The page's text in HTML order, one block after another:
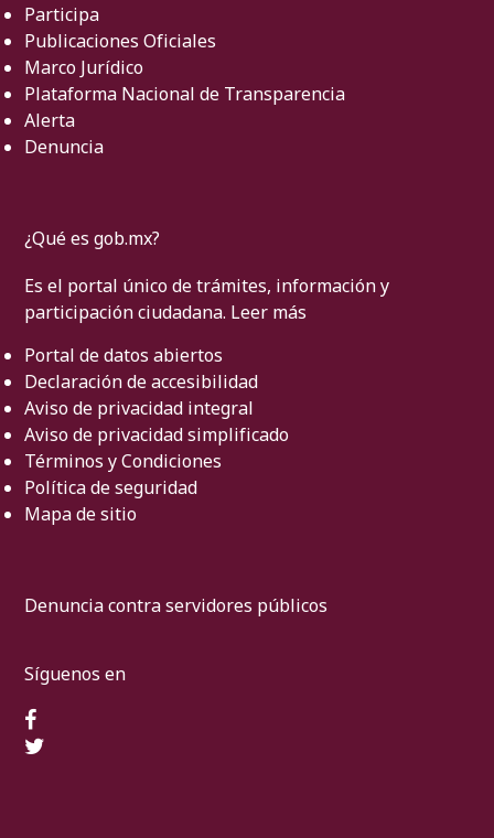
Participa
Publicaciones Oficiales
Marco Jurídico
Plataforma Nacional de Transparencia
Alerta
Denuncia
¿Qué es gob.mx?
Es el portal único de trámites, información y
participación ciudadana. Leer más
Portal de datos abiertos
Declaración de accesibilidad
Aviso de privacidad integral
Aviso de privacidad simplificado
Términos y Condiciones
Política de seguridad
Mapa de sitio
Denuncia contra servidores públicos
Síguenos en